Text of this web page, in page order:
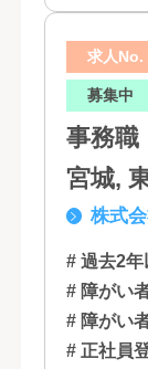
求人No.
募集中
事務職（
宮城,
知, 大
福岡
株式
# 過去2
# 障がい
# 障がい
# 正社員